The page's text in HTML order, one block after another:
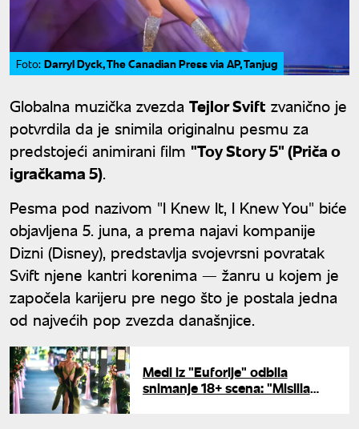
Foto: Darryl Dyck, The Canadian Press via AP, Tanjug
Globalna muzička zvezda Tejlor Svift zvanično je
potvrdila da je snimila originalnu pesmu za
predstojeći animirani film "Toy Story 5" (Priča o
igračkama 5).
Pesma pod nazivom "I Knew It, I Knew You" biće
objavljena 5. juna, a prema najavi kompanije
Dizni (Disney), predstavlja svojevrsni povratak
Svift njene kantri korenima — žanru u kojem je
započela karijeru pre nego što je postala jedna
od najvećih pop zvezda današnjice.
Medi iz "Euforije" odbila
snimanje 18+ scena: "Mislila